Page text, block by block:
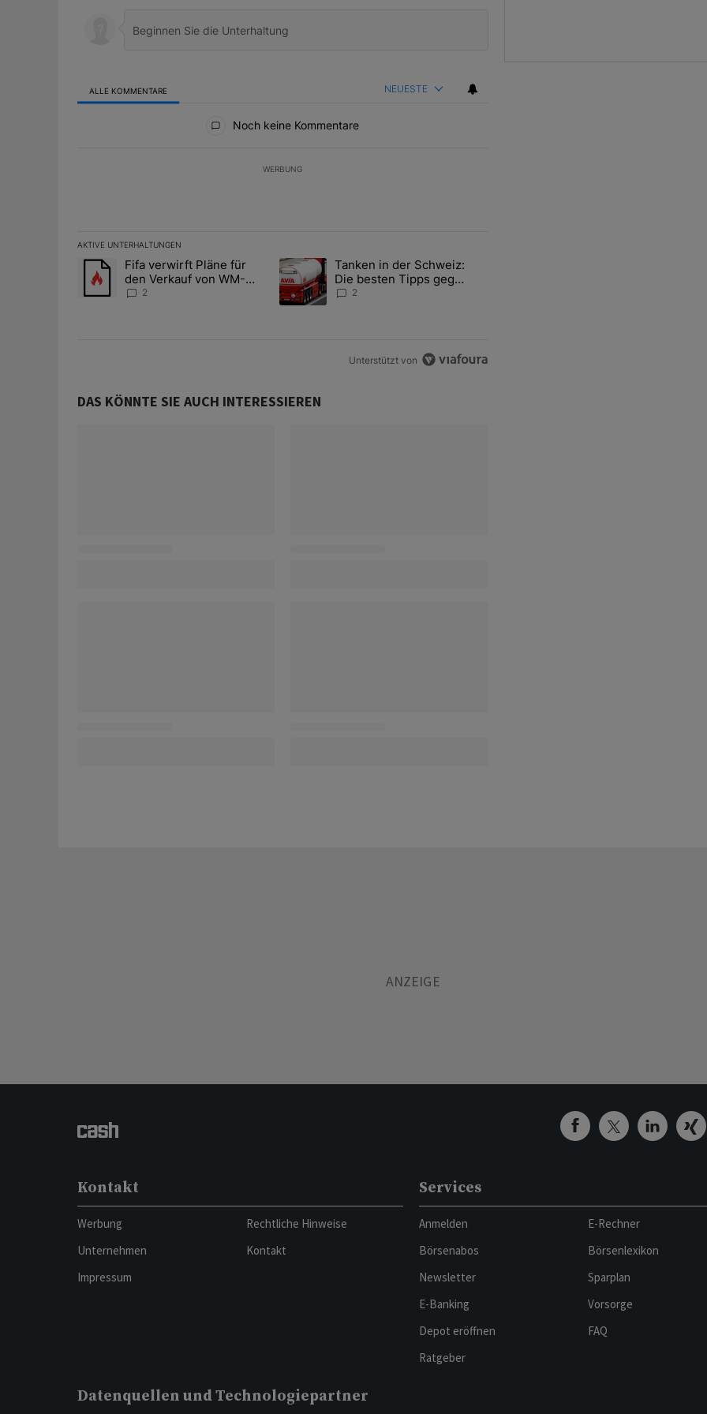
ALLE KOMMENTARE NEUESTE
Noch keine Kommentare
WERBUNG
AKTIVE UNTERHALTUNGEN
Das Folgende ist eine Liste der am meisten kommentierten Artikel der letzten 7 days.
Ein Trendartikel mit dem Titel "Fifa verwirft Pläne für den Verkauf von WM-Anteilen" mit 2 kommentare.
Fifa verwirft Pläne für
den Verkauf von WM-
Anteilen
2
Ein Trendartikel mit dem Titel "Tanken in der Schweiz: Die besten Tipps gegen
Tanken in der Schweiz:
Die besten Tipps gegen
teuren Sprit
2
Unterstützt von
DAS KÖNNTE SIE AUCH INTERESSIEREN
Kontakt
Werbung
Unternehmen
Impressum
Rechtliche Hinweise
Kontakt
Services
Anmelden
Börsenabos
Newsletter
E-Banking
Depot eröffnen
Ratgeber
E-Rechner
Börsenlexikon
Sparplan
Vorsorge
FAQ
Datenquellen und Technologiepartner